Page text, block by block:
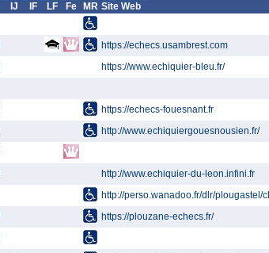
IJ IF LF Fe MR Site Web
https://echecs.usambrest.com
https://www.echiquier-bleu.fr/
https://echecs-fouesnant.fr
http://www.echiquiergouesnousien.fr/
http://www.echiquier-du-leon.infini.fr
http://perso.wanadoo.fr/dlr/plougastel/
https://plouzane-echecs.fr/